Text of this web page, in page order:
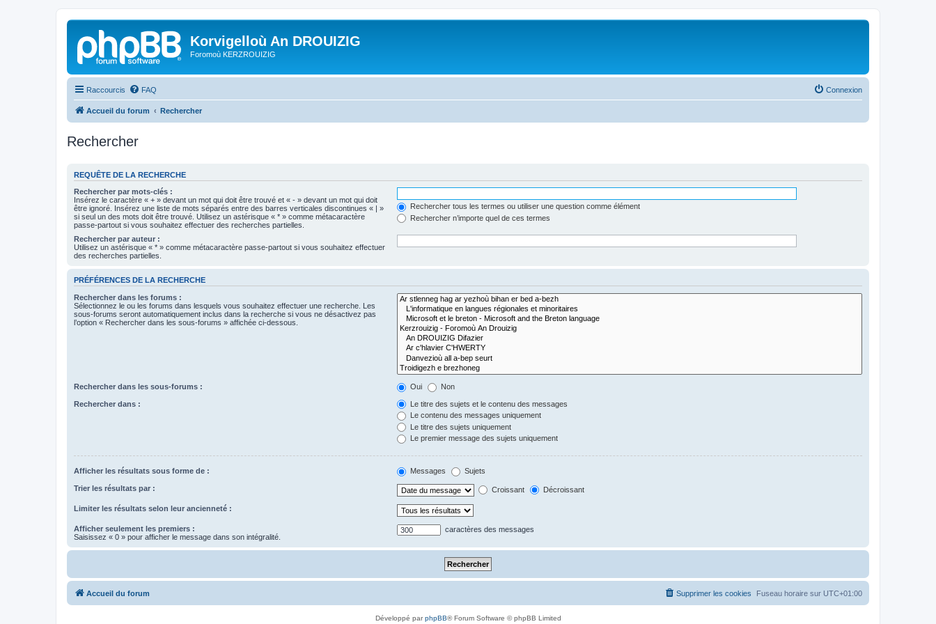
Korvigelloù An DROUIZIG
Foromoù KERZROUIZIG
Raccourcis FAQ Connexion
Accueil du forum Rechercher
Rechercher
REQUÊTE DE LA RECHERCHE
Rechercher par mots-clés :
Insérez le caractère « + » devant un mot qui doit être trouvé et « - » devant un mot qui doit
être ignoré. Insérez une liste de mots séparés entre des barres verticales discontinues « | »
si seul un des mots doit être trouvé. Utilisez un astérisque « * » comme métacaractère
passe-partout si vous souhaitez effectuer des recherches partielles.
Rechercher tous les termes ou utiliser une question comme élément
Rechercher n’importe quel de ces termes
Rechercher par auteur :
Utilisez un astérisque « * » comme métacaractère passe-partout si vous souhaitez effectuer
des recherches partielles.
PRÉFÉRENCES DE LA RECHERCHE
Rechercher dans les forums :
Sélectionnez le ou les forums dans lesquels vous souhaitez effectuer une recherche. Les
sous-forums seront automatiquement inclus dans la recherche si vous ne désactivez pas
l’option « Rechercher dans les sous-forums » affichée ci-dessous.
Rechercher dans les sous-forums : Oui Non
Rechercher dans :
Le titre des sujets et le contenu des messages
Le contenu des messages uniquement
Le titre des sujets uniquement
Le premier message des sujets uniquement
Afficher les résultats sous forme de : Messages Sujets
Trier les résultats par : Croissant Décroissant
Limiter les résultats selon leur ancienneté :
Afficher seulement les premiers :
Saisissez « 0 » pour afficher le message dans son intégralité.
caractères des messages
Accueil du forum Fuseau horaire sur UTC+01:00
Supprimer les cookies
Développé parphpBB® Forum Software © phpBB Limited